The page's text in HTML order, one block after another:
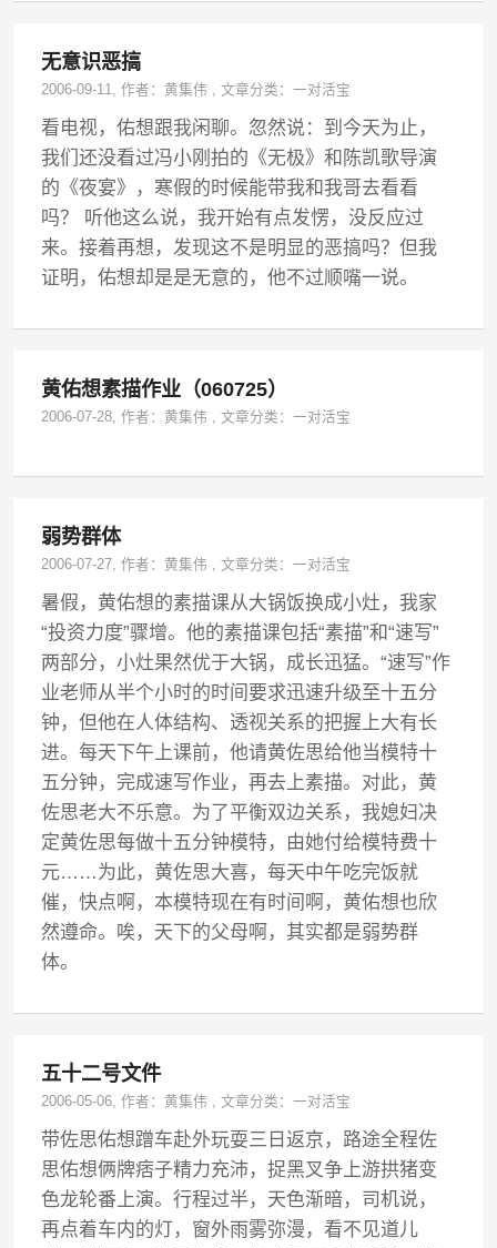
无意识恶搞
2006-09-11, 作者：黄集伟 ,文章分类：一对活宝
看电视，佑想跟我闲聊。忽然说：到今天为止，
我们还没看过冯小刚拍的《无极》和陈凯歌导演
的《夜宴》，寒假的时候能带我和我哥去看看
吗？ 听他这么说，我开始有点发愣，没反应过
来。接着再想，发现这不是明显的恶搞吗？但我
证明，佑想却是是无意的，他不过顺嘴一说。
黄佑想素描作业（060725）
2006-07-28, 作者：黄集伟 ,文章分类：一对活宝
弱势群体
2006-07-27, 作者：黄集伟 ,文章分类：一对活宝
暑假，黄佑想的素描课从大锅饭换成小灶，我家
“投资力度”骤增。他的素描课包括“素描”和“速写”
两部分，小灶果然优于大锅，成长迅猛。“速写”作
业老师从半个小时的时间要求迅速升级至十五分
钟，但他在人体结构、透视关系的把握上大有长
进。每天下午上课前，他请黄佐思给他当模特十
五分钟，完成速写作业，再去上素描。对此，黄
佐思老大不乐意。为了平衡双边关系，我媳妇决
定黄佐思每做十五分钟模特，由她付给模特费十
元……为此，黄佐思大喜，每天中午吃完饭就
催，快点啊，本模特现在有时间啊，黄佑想也欣
然遵命。唉，天下的父母啊，其实都是弱势群
体。
五十二号文件
2006-05-06, 作者：黄集伟 ,文章分类：一对活宝
带佐思佑想蹭车赴外玩耍三日返京，路途全程佐
思佑想俩牌痞子精力充沛，捉黑叉争上游拱猪变
色龙轮番上演。行程过半，天色渐暗，司机说，
再点着车内的灯，窗外雨雾弥漫，看不见道儿